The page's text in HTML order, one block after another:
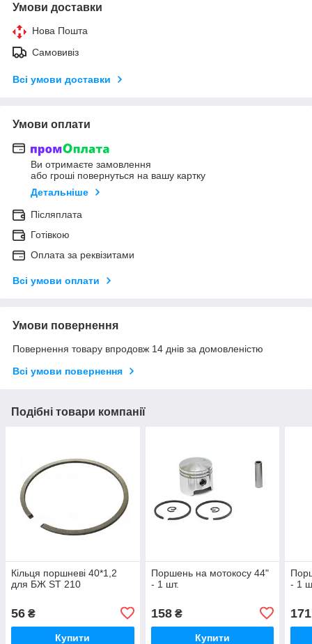
Умови доставки
Нова Пошта
Самовивіз
Всі умови доставки
Умови оплати
Ви отримаєте замовлення
або гроші повернуться на вашу картку
Детальніше
Післяплата
Готівкою
Оплата за реквізитами
Всі умови оплати
Умови повернення
Повернення товару впродовж 14 днів за домовленістю
Всі умови повернення
Подібні товари компанії
Кільця поршневі 40*1,2
для БЖ ST 210
56 ₴
Купити
Поршень на мотокосу 44"
- 1 шт.
158₴
Купити
- 1
171